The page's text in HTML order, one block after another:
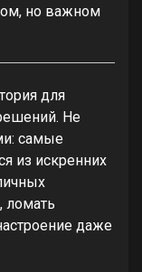
но важном
для
Не
самые
из искренних
ломать
даже